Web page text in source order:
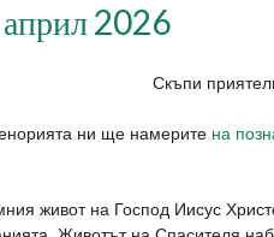
април 2026
Скъпи
ни ще намерите на
живот на Господ Иисус